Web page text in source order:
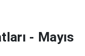
- Mayıs